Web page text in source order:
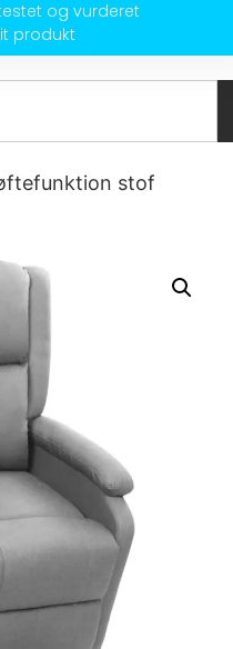
og vurderet
produkt
stof